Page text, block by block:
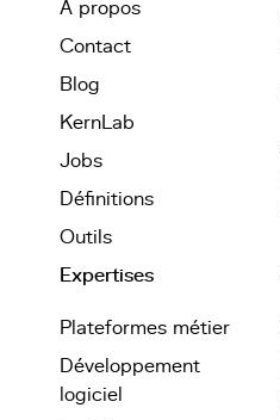
À propos
Contact
Blog
KernLab
Jobs
Définitions
Outils
Expertises
Plateformes métier
Développement
logiciel